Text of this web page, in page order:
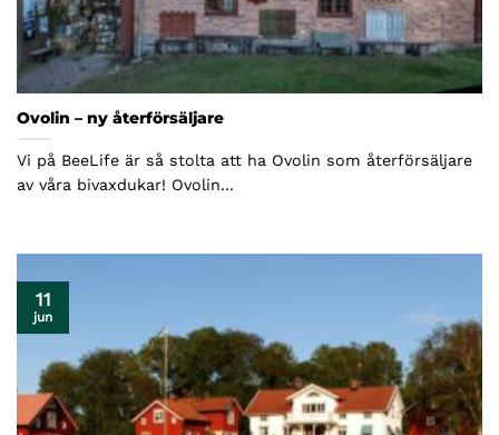
Ovolin – ny återförsäljare
Vi på BeeLife är så stolta att ha Ovolin som återförsäljare
av våra bivaxdukar! Ovolin...
11
jun